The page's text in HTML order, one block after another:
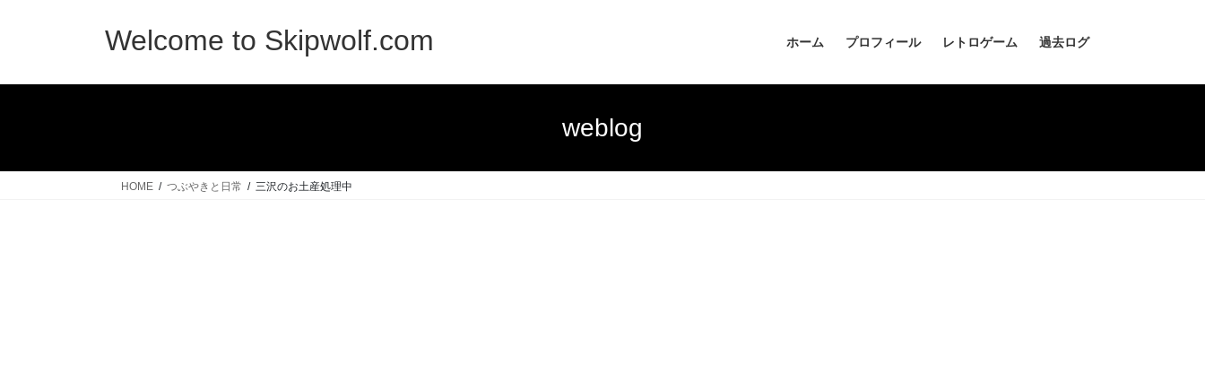
Welcome to Skipwolf.com ホーム プロフィール レトロゲーム 過去ログ
weblog
HOME つぶやきと日常 三沢のお土産処理中